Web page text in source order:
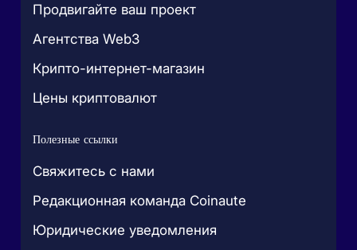
Продвигайте ваш проект
Агентства Web3
Крипто-интернет-магазин
Цены криптовалют
Полезные ссылки
Свяжитесь с нами
Редакционная команда Coinaute
Юридические уведомления